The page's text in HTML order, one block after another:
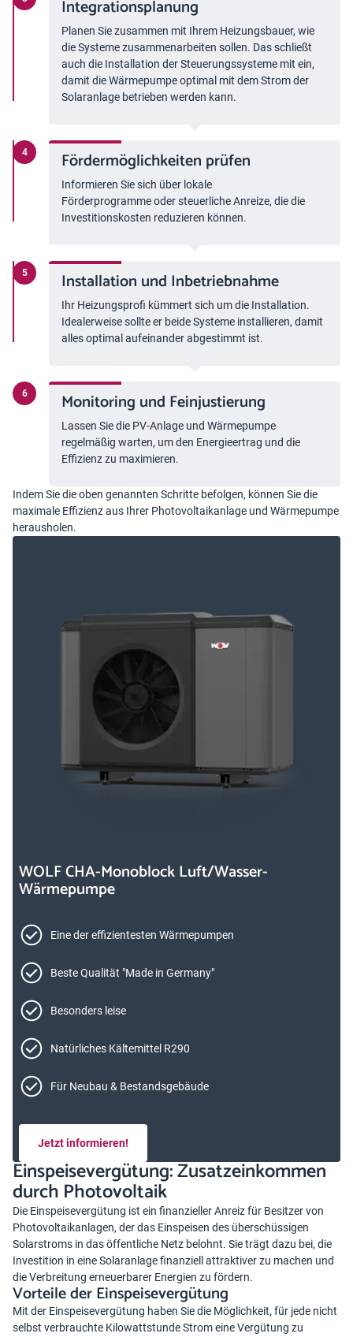
Integrationsplanung
Planen Sie zusammen mit Ihrem Heizungsbauer, wie
die Systeme zusammenarbeiten sollen. Das schließt
auch die Installation der Steuerungssysteme mit ein,
damit die Wärmepumpe optimal mit dem Strom der
Solaranlage betrieben werden kann.
Fördermöglichkeiten prüfen
Informieren Sie sich über lokale
Förderprogramme oder steuerliche Anreize, die die
Investitionskosten reduzieren können.
Installation und Inbetriebnahme
Ihr Heizungsprofi kümmert sich um die Installation.
Idealerweise sollte er beide Systeme installieren, damit
alles optimal aufeinander abgestimmt ist.
Monitoring und Feinjustierung
Lassen Sie die PV-Anlage und Wärmepumpe
regelmäßig warten, um den Energieertrag und die
Effizienz zu maximieren.
Indem Sie die oben genannten Schritte befolgen, können Sie die
maximale Effizienz aus Ihrer Photovoltaikanlage und Wärmepumpe
herausholen.
WOLF CHA-Monoblock Luft/Wasser-
Wärmepumpe
Eine der effizientesten Wärmepumpen
Beste Qualität "Made in Germany"
Besonders leise
Natürliches Kältemittel R290
Für Neubau & Bestandsgebäude
Jetzt informieren!
Einspeisevergütung: Zusatzeinkommen
durch Photovoltaik
Die Einspeisevergütung ist ein finanzieller Anreiz für Besitzer von
Photovoltaikanlagen, der das Einspeisen des überschüssigen
Solarstroms in das öffentliche Netz belohnt. Sie trägt dazu bei, die
Investition in eine Solaranlage finanziell attraktiver zu machen und
die Verbreitung erneuerbarer Energien zu fördern.
Vorteile der Einspeisevergütung
Mit der Einspeisevergütung haben Sie die Möglichkeit, für jede nicht
selbst verbrauchte Kilowattstunde Strom eine Vergütung zu